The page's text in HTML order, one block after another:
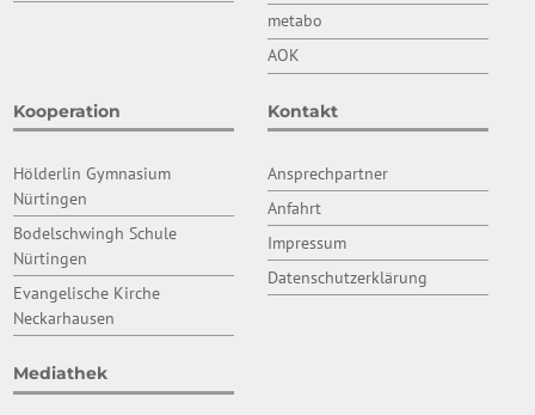
metabo
AOK
Kooperation
Hölderlin Gymnasium
Nürtingen
Bodelschwingh Schule
Nürtingen
Evangelische Kirche
Neckarhausen
Mediathek
Kontakt
Ansprechpartner
Anfahrt
Impressum
Datenschutzerklärung